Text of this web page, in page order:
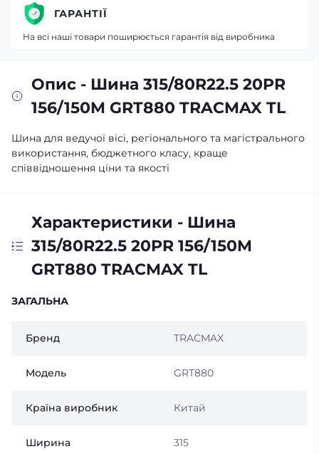
Опис - Шина 315/80R22.5 20PR
156/150M GRT880 TRACMAX TL
Шина для ведучої вісі, регіонального та магістрального
використання, бюджетного класу, краще
співвідношення ціни та якості
Характеристики - Шина
315/80R22.5 20PR 156/150M
GRT880 TRACMAX TL
ЗАГАЛЬНА
Бренд TRACMAX
Модель GRT880
Країна виробник Китай
Ширина 315
ГАРАНТІЇ
На всі наші товари поширюється гарантія від виробника